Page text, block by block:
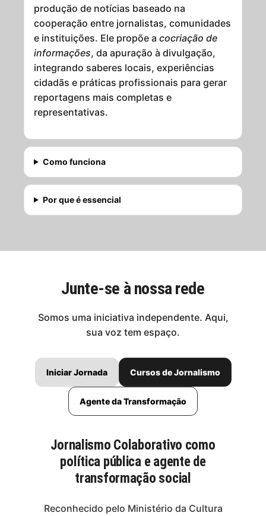
produção de notícias baseado na
cooperação entre jornalistas, comunidades
e instituições. Ele propõe a cocriação de
informações, da apuração à divulgação,
integrando saberes locais, experiências
cidadãs e práticas profissionais para gerar
reportagens mais completas e
representativas.
Como funciona
Por que é essencial
Junte-se à nossa rede
Somos uma iniciativa independente. Aqui,
sua voz tem espaço.
Iniciar Jornada Cursos de Jornalismo
Agente da Transformação
Jornalismo Colaborativo como
política pública e agente de
transformação social
Reconhecido pelo Ministério da Cultura